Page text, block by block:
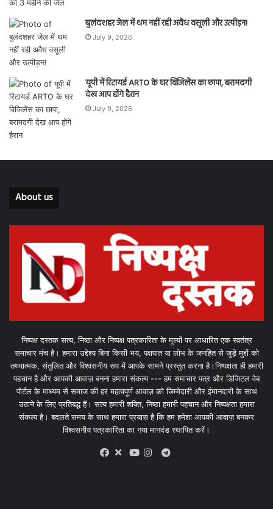
बुलंदशहर जेल में थम नहीं रही अवैध वसूली और उत्पीड़न!
July 9, 2026
यूपी में रिटायर्ड ARTO के घर विजिलेंस का छापा, बरामदगी
देख आप होंगे हैरान
July 9, 2026
About us
निष्पक्ष दस्तक सत्य, निष्ठा और निष्पक्ष पत्रकारिता के मूल्यों पर आधारित एक स्वतंत्र
समाचार मंच है। हमारा उद्देश्य बिना किसी भय, पक्षपात या लोभ के जनहित से जुड़े मुद्दों को
तथ्यात्मक, संतुलित और विश्वसनीय रूप में आपके सामने प्रस्तुत करना है।निष्पक्षता ही हमारी
पहचान है और आपकी आवाज़ बनना हमारा संकल्प --- हम समाचार पत्र और डिजिटल वेब
पोर्टल के माध्यम से समाज की हर महत्वपूर्ण आवाज़ को जिम्मेदारी और ईमानदारी के साथ
उठाने के लिए प्रतिबद्ध हैं। सत्य हमारी शक्ति, निष्ठा हमारी पहचान और निष्पक्षता हमारा
संकल्प है। बदलते समय के साथ हमारा प्रयास है कि हम हमेशा आपकी आवाज़ बनकर
विश्वसनीय पत्रकारिता का नया मानदंड स्थापित करें।
X
Telegram